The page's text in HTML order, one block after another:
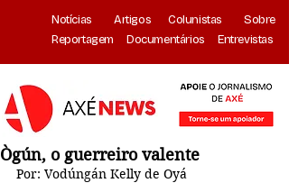
Notícias Artigos Colunistas
Sobre
Reportagem
Documentários Entrevistas
Ògún, o guerreiro valente
Por: Vodúngán Kelly de Oyá